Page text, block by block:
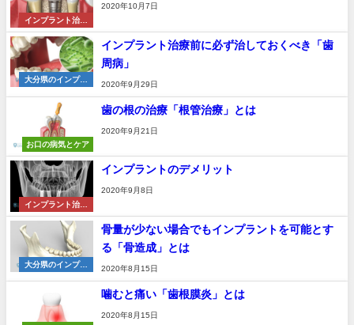
インプラント治療
法
2020年10月7日
大分県のインプラ
インプラント治療前に必ず治しておくべき「歯
周病」
2020年9月29日
お口の病気とケア
歯の根の治療「根管治療」とは
2020年9月21日
インプラント治療
法
インプラントのデメリット
2020年9月8日
大分県のインプラ
骨量が少ない場合でもインプラントを可能とす
る「骨造成」とは
2020年8月15日
噛むと痛い「歯根膜炎」とは
2020年8月15日